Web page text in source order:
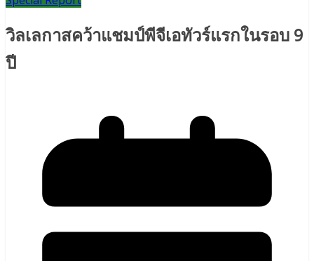
วิลเลกาสคว้าแชมป์พีจีเอทัวร์แรกในรอบ 9
ปี